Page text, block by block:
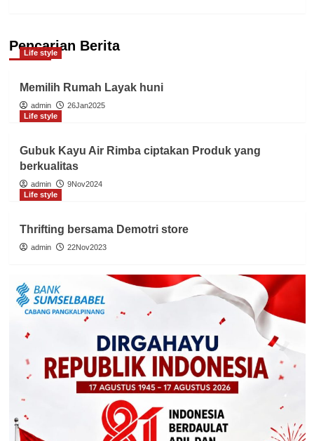
Pencarian Berita
Life style
Memilih Rumah Layak huni
admin
26Jan2025
Life style
Gubuk Kayu Air Rimba ciptakan Produk yang
berkualitas
admin
9Nov2024
Life style
Thrifting bersama Demotri store
admin 22Nov2023